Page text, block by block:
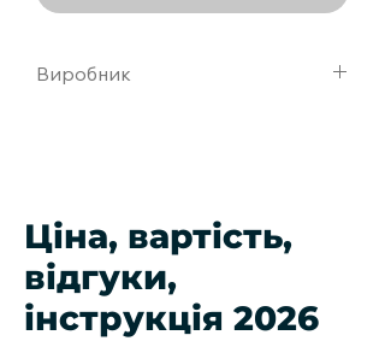
Виробник
Ціна, вартість,
відгуки,
інструкція 2026